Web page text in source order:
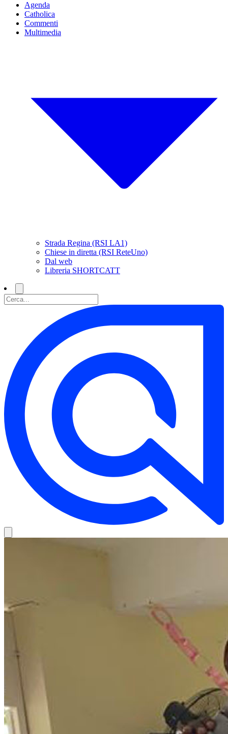
Agenda
Catholica
Commenti
Multimedia
Strada Regina (RSI LA1)
Chiese in diretta (RSI ReteUno)
Dal web
Libreria SHORTCATT